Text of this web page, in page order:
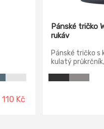
110 Kč
Pánské tričko
rukáv
Pánské tričko
kulatý
měkkost a
Použití v práci i